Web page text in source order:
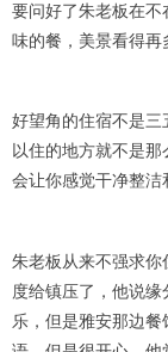
要问好了朱老板在不
味的餐，美景看得再
好望角的住宿不是
以住的地方就不是
会让你感觉干净整洁
朱老板从来不强求
度给镇压了，他说
乐，但是雅安那边